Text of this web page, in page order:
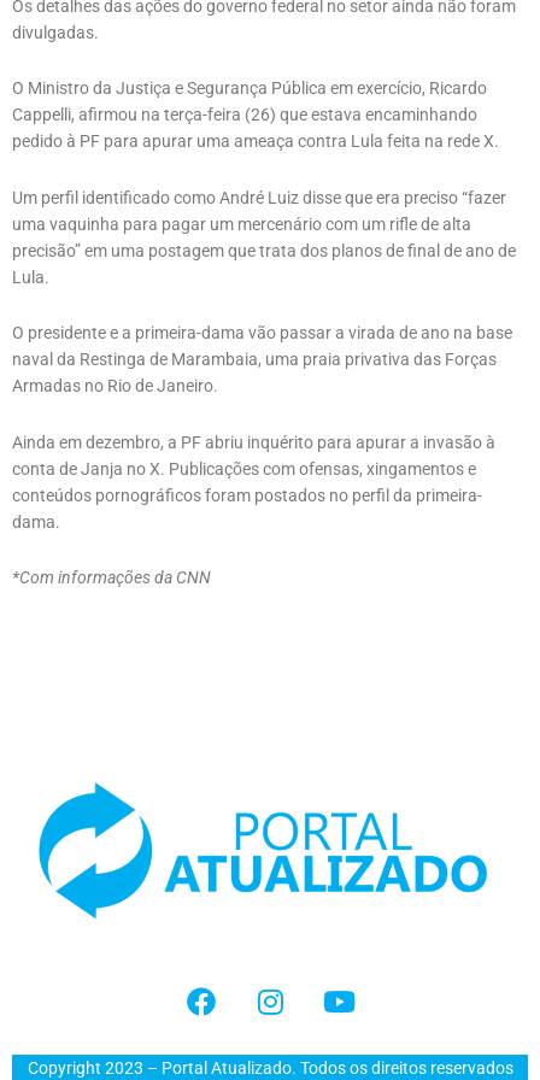
Os detalhes das ações do governo federal no setor ainda não foram
divulgadas.
O Ministro da Justiça e Segurança Pública em exercício, Ricardo
Cappelli, afirmou na terça-feira (26) que estava encaminhando
pedido à PF para apurar uma ameaça contra Lula feita na rede X.
Um perfil identificado como André Luiz disse que era preciso “fazer
uma vaquinha para pagar um mercenário com um rifle de alta
precisão” em uma postagem que trata dos planos de final de ano de
Lula.
O presidente e a primeira-dama vão passar a virada de ano na base
naval da Restinga de Marambaia, uma praia privativa das Forças
Armadas no Rio de Janeiro.
Ainda em dezembro, a PF abriu inquérito para apurar a invasão à
conta de Janja no X. Publicações com ofensas, xingamentos e
conteúdos pornográficos foram postados no perfil da primeira-
dama.
*Com informações da CNN
Copyright 2023 – Portal Atualizado. Todos os direitos reservados